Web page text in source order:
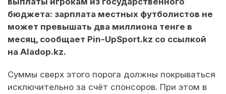
бюджета: зарплата местных футболистов не
может превышать два миллиона тенге в
месяц, сообщает Pin-UpSport.kz со ссылкой
на Aladop.kz.
Суммы сверх этого порога должны покрываться
исключительно за счёт спонсоров. При этом в